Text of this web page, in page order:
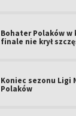
Bohater Polaków w
finale nie krył
Koniec sezonu Ligi
Polaków